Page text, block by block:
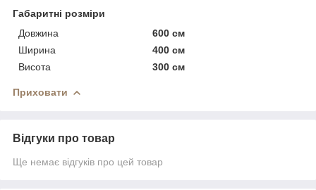
Габаритні розміри
Довжина
600 см
Ширина
400 см
Висота
300 см
Приховати
Відгуки про товар
Ще немає відгуків про цей товар